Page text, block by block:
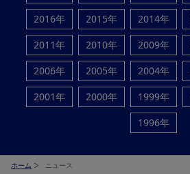
2016年
2015年 2014年
2011年
2010年 2009年
2006年
2005年 2004年
2001年
2000年 1999年
1996年
ホーム ニュース